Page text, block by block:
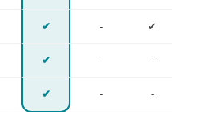
✔ - ✔
✔ - -
✔ - -